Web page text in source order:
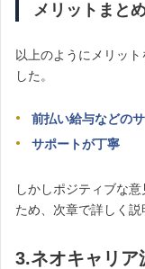
メリットまと
以上のようにメリッ
した。
前払い給与などの
サポートが丁寧
しかしポジティブな
ため、次章で詳しく説
3.ネオキャリア